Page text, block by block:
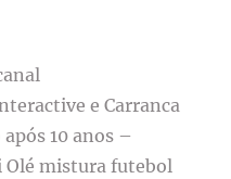
e Carranca
10 anos –
Olé mistura futebol